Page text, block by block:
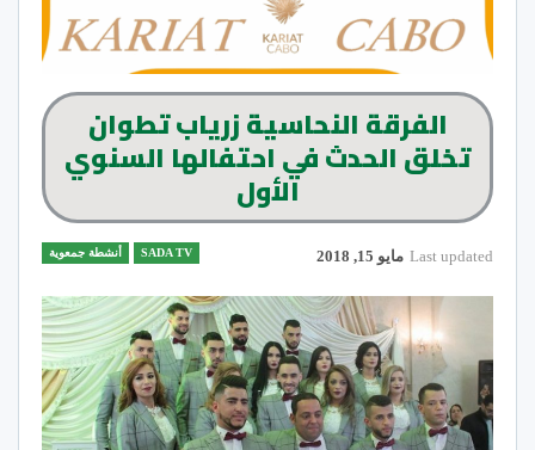
الفرقة النحاسية زرياب تطوان
تخلق الحدث في احتفالها السنوي
الأول
SADA TV أنشطة جمعوية Last updated مايو 15, 2018